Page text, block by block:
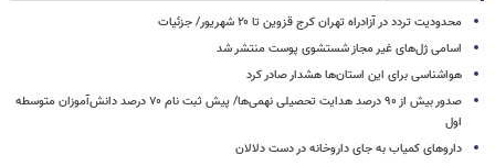
محدودیت تردد در آزادراه تهران کرج قزوین تا ۲۰ شهریور/ جزئیات
اسامی ژل‌های غیر مجاز شستشوی پوست منتشر شد
هواشناسی برای این استان‌ها هشدار صادر کرد
صدور بیش از ۹۰ درصد هدایت تحصیلی نهمی‌ها/ پیش ثبت نام ۷۰ درصد دانش‌آموزان متوسطه
اول
داروهای کمیاب به جای داروخانه در دست دلالان